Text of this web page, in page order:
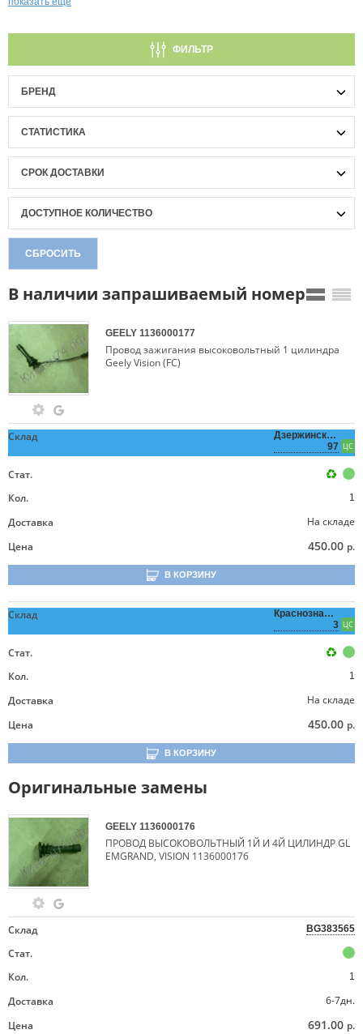
ФИЛЬТР
БРЕНД
СТАТИСТИКА
СРОК ДОСТАВКИ
ДОСТУПНОЕ КОЛИЧЕСТВО
СБРОСИТЬ
В наличии запрашиваемый номер
GEELY 1136000177
Провод зажигания высоковольтный 1 цилиндра
Geely Vision (FC)
Склад
Дзержинского,
97 ЦС
Стат.
Кол.
1
Доставка
На складе
Цена
450.00 р.
В КОРЗИНУ
Склад
Краснознаменная,
3 ЦС
Стат.
Кол.
1
Доставка
На складе
Цена
450.00 р.
В КОРЗИНУ
Оригинальные замены
GEELY 1136000176
ПРОВОД ВЫСОКОВОЛЬТНЫЙ 1Й И 4Й ЦИЛИНДР GL
EMGRAND, VISION 1136000176
Склад BG383565
Стат.
Кол.
1
Доставка
6-7дн.
Цена
691.00 р.